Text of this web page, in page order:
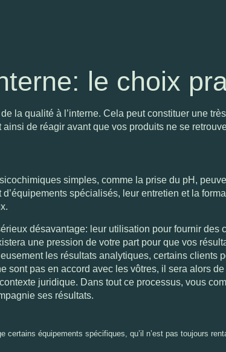
le choix
la qualité à l’interne. Cela peut constituer une
de réagir avant que vos produits ne se
simples, comme la prise du pH,
spécialisés, leur entretien et la
désavantage: leur utilisation pour fournir des
une pression de votre part pour que vos
les résultats analytiques, certains clients
sont pas en accord avec les vôtres, il sera alors
juridique. Dans tout ce processus, vous
ses résultats.
certains équipements spécifiques, qu’il n’est pas toujours